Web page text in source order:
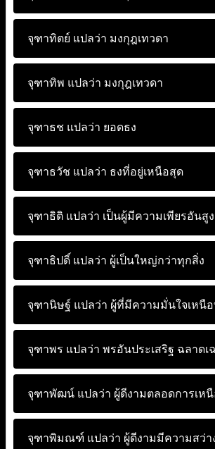
จุฑาทิตย์ แปลว่า มงกุฎเทวดา
จุฑาทิพ แปลว่า มงกุฎเทวดา
จุฑาธช แปลว่า ยอดธง
จุฑาธวัช แปลว่า ธงที่อยู่เหนือสุด
จุฑาธิติ แปลว่า เป็นผู้มีความเพียรอันสู
จุฑาธิปดิ์ แปลว่า ผู้เป็นใหญ่กว่าทุกสิ่ง
จุฑานิษฐ์ แปลว่า ผู้ที่มีความมั่นใจเหนื
จุฑาพร แปลว่า พรอันประเสริฐ ฉลาดเ
จุฑาพัฒน์ แปลว่า ผู้ดีงามตลอดการเห
จุฑาพิมณฑ์ แปลว่า ผู้ดีงามมีความสว่า